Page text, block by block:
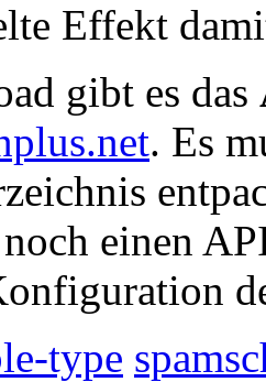
Effekt
gibt es das
. Es
einen
type